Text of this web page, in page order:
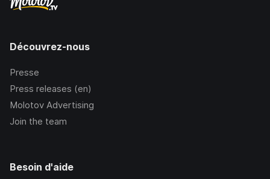
Découvrez-nous
Presse
Press releases (en)
Molotov Advertising
Join the team
Besoin d'aide